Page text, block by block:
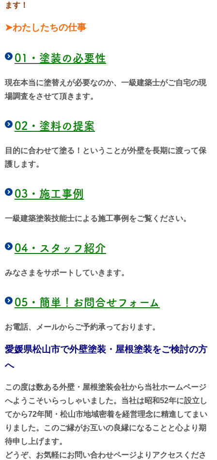
ます！
➤わたしたちの仕事
01・ 塗装の必要性
現在本当に塗替えが必要なのか、一級建築士がご自宅の現
場調査をさせて頂きます。
02・ 塗料の提案
目的に合わせて塗る！ということが外壁を長期に渡って保
護します。
03・ 施工事例
一級建築塗装技能士による施工事例をご覧ください。
04・ スタッフ紹介
みなさまをサポートしていきます。
05・ 簡単！お問合せフォーム
お電話、メールからご予約承っております。
愛媛県松山市で外壁塗装・屋根塗装をご検討の方
へ
この度は数ある外壁・屋根塗装会社から当社ホームページ
へようこそいらっしゃいました。当社は昭和52年に設立し
てから72年間・松山市地域密着を経営理念に精進してまい
りました。このご縁がお互いの良縁になることと心より期
待申し上げます。
どうぞ、お気軽にお問い合わせページよりアクセスくださ